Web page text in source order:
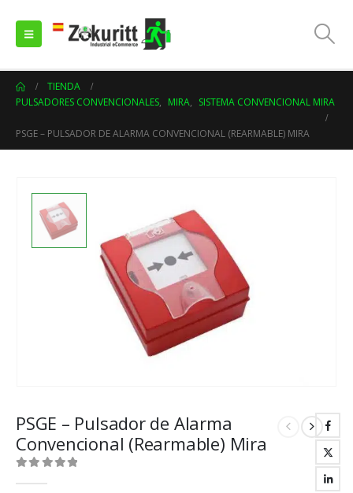
TIENDA
PULSADORES CONVENCIONALES, MIRA, SISTEMA CONVENCIONAL MIRA
PSGE – PULSADOR DE ALARMA CONVENCIONAL (REARMABLE) MIRA
PSGE – Pulsador de Alarma
Convencional (Rearmable) Mira